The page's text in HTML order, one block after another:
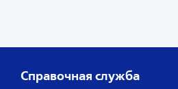
Справочная служба